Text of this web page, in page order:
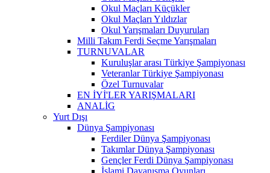
Okul Maçları Küçükler
Okul Maçları Yıldızlar
Okul Yarışmaları Duyuruları
Milli Takım Ferdi Seçme Yarışmaları
TURNUVALAR
Kuruluşlar arası Türkiye Şampiyonası
Veteranlar Türkiye Şampiyonası
Özel Turnuvalar
EN İYİ'LER YARIŞMALARI
ANALİG
Yurt Dışı
Dünya Şampiyonası
Ferdiler Dünya Şampiyonası
Takımlar Dünya Şampiyonası
Gençler Ferdi Dünya Şampiyonası
İslami Dayanışma Oyunları